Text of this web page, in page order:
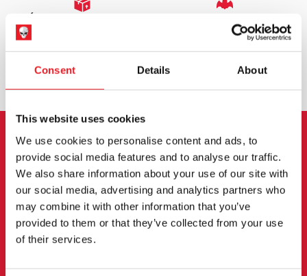
Consent Details About
This website uses cookies
We use cookies to personalise content and ads, to
provide social media features and to analyse our traffic.
We also share information about your use of our site with
our social media, advertising and analytics partners who
may combine it with other information that you’ve
provided to them or that they’ve collected from your use
of their services.
ROYAUME-UNI
ÉCHANGE OU RETOUR DEMANDES SUR MESURE
INSCRIPTION AU BULLETIN
D'INFORMATION
Inscrivez-vous pour recevoir les dernières
informations sur les nouveaux produits, les